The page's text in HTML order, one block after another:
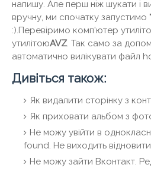
напишу. Але перш ніж шукати і
вручну, ми спочатку запустимо
:).Перевіримо комп'ютер
утилітоюAVZ. Так само за
автоматично вилікувати файл
Дивіться також:
Як видалити сторінку з
Як приховати альбом з
Не можу увійти в
found. Не виходить
Не можу зайти Вконтакт.